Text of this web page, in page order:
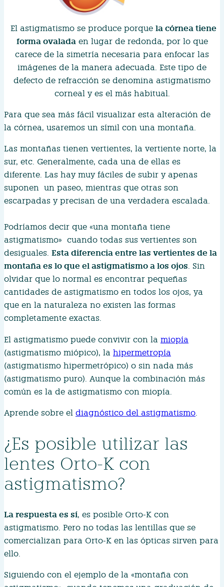
El astigmatismo se produce porque la córnea tiene
forma ovaladaen lugar de redonda, por lo que
carece de la simetría necesaria para enfocar las
imágenes de la manera adecuada. Este tipo de
defecto de refracción se denomina astigmatismo
corneal y es el más habitual.
Para que sea más fácil visualizar esta alteración de
la córnea, usaremos un símil con una montaña.
Las montañas tienen vertientes, la vertiente norte, la
sur, etc. Generalmente, cada una de ellas es
diferente. Las hay muy fáciles de subir y apenas
suponen un paseo, mientras que otras son
escarpadas y precisan de una verdadera escalada.
Podríamos decir que «una montaña tiene
astigmatismo» cuando todas sus vertientes son
desiguales. Esta diferencia entre las vertientes de la
montaña es lo que el astigmatismo a los ojos. Sin
olvidar que lo normal es encontrar pequeñas
cantidades de astigmatismo en todos los ojos, ya
que en la naturaleza no existen las formas
completamente exactas.
El astigmatismo puede convivir con la miopía
(astigmatismo miópico), la hipermetropía
(astigmatismo hipermetrópico) o sin nada más
(astigmatismo puro). Aunque la combinación más
común es la de astigmatismo con miopía.
Aprende sobre el diagnóstico del astigmatismo.
¿Es posible utilizar las
lentes Orto-K con
astigmatismo?
La respuesta es sí, es posible Orto-K con
astigmatismo. Pero no todas las lentillas que se
comercializan para Orto-K en las ópticas sirven para
ello.
Siguiendo con el ejemplo de la «montaña con